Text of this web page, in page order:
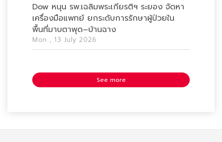
Dow หนุน รพ.เฉลิมพระเกียรติฯ ระยอง จัดหา
เครื่องมือแพทย์ ยกระดับการรักษาผู้ป่วยใน
พื้นที่มาบตาพุด–บ้านฉาง
Mon , 13 July 2026
See more